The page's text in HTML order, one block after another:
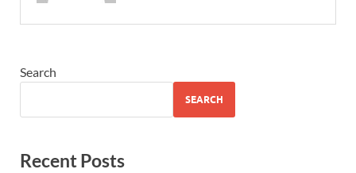
Search
SEARCH
Recent Posts